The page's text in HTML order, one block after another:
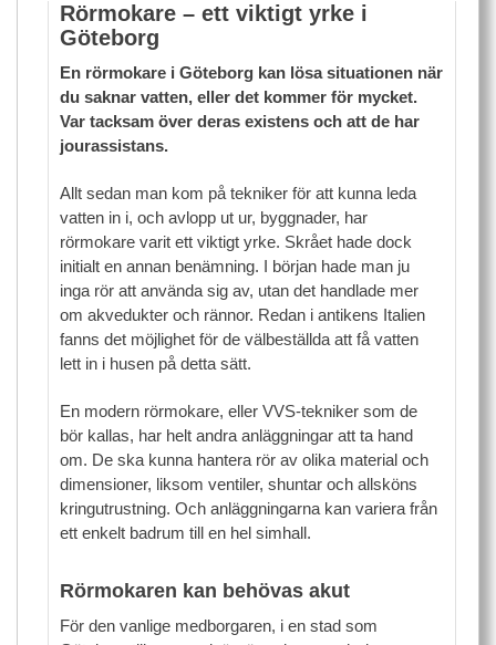
Rörmokare – ett viktigt yrke i
Göteborg
En rörmokare i Göteborg kan lösa situationen när
du saknar vatten, eller det kommer för mycket.
Var tacksam över deras existens och att de har
jourassistans.
Allt sedan man kom på tekniker för att kunna leda
vatten in i, och avlopp ut ur, byggnader, har
rörmokare varit ett viktigt yrke. Skrået hade dock
initialt en annan benämning. I början hade man ju
inga rör att använda sig av, utan det handlade mer
om akvedukter och rännor. Redan i antikens Italien
fanns det möjlighet för de välbeställda att få vatten
lett in i husen på detta sätt.
En modern rörmokare, eller VVS-tekniker som de
bör kallas, har helt andra anläggningar att ta hand
om. De ska kunna hantera rör av olika material och
dimensioner, liksom ventiler, shuntar och allsköns
kringutrustning. Och anläggningarna kan variera från
ett enkelt badrum till en hel simhall.
Rörmokaren kan behövas akut
För den vanlige medborgaren, i en stad som